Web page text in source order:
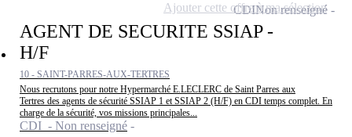
AGENT DE SECURITE SSIAP -
H/F
10 - SAINT-PARRES-AUX-TERTRES
Nous recrutons pour notre Hypermarché E.LECLERC de Saint Parres aux
Tertres des agents de sécurité SSIAP 1 et SSIAP 2 (H/F) en CDI temps complet. En
charge de la sécurité, vos missions principales...
CDI - Non renseigné
CDINon renseigné
Ajouter cette offre à ma sélection